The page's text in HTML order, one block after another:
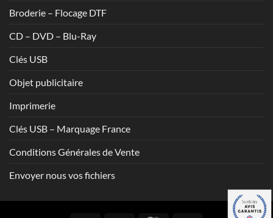
Broderie – Flocage DTF
CD – DVD – Blu-Ray
Clés USB
Objet publicitaire
Imprimerie
Clés USB – Marquage France
Conditions Générales de Vente
Envoyer nous vos fichiers